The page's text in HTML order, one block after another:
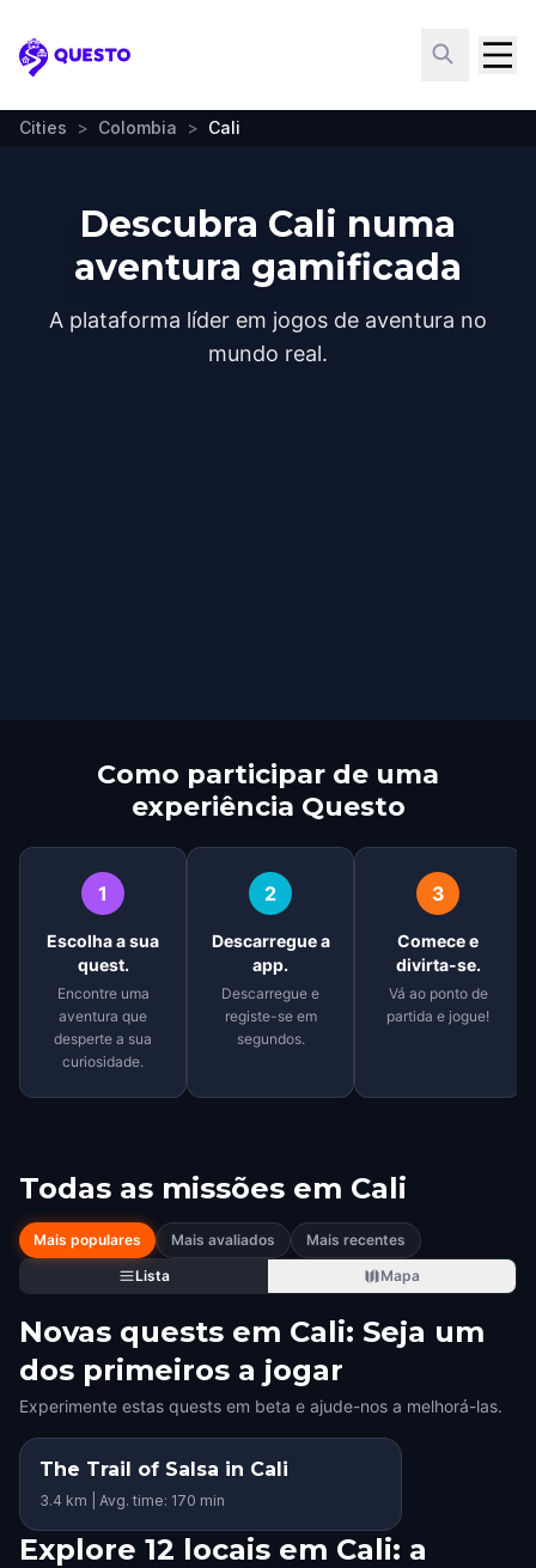
Questo
Cities > Colombia > Cali
Descubra Cali numa
aventura gamificada
A plataforma líder em jogos de aventura no
mundo real.
Como participar de uma
experiência Questo
1
Escolha a sua
quest.
Encontre uma
aventura que
desperte a sua
curiosidade.
2
Descarregue a
app.
Descarregue e
registe-se em
segundos.
3
Comece e
divirta-se.
Vá ao ponto de
partida e jogue!
Todas as missões em Cali
Mais populares Mais avaliados
Mais recentes
Lista
Mapa
Novas quests em Cali: Seja um
dos primeiros a jogar
Experimente estas quests em beta e ajude-nos a melhorá-las.
The Trail of Salsa in Cali
3.4 km | Avg. time: 170 min
Explore 12 locais em Cali: a